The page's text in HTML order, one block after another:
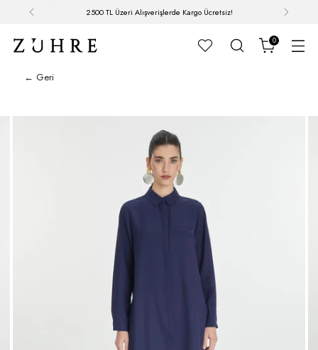
2500 TL Üzeri Alışverişlerde Kargo Ücretsiz!
0
← Geri